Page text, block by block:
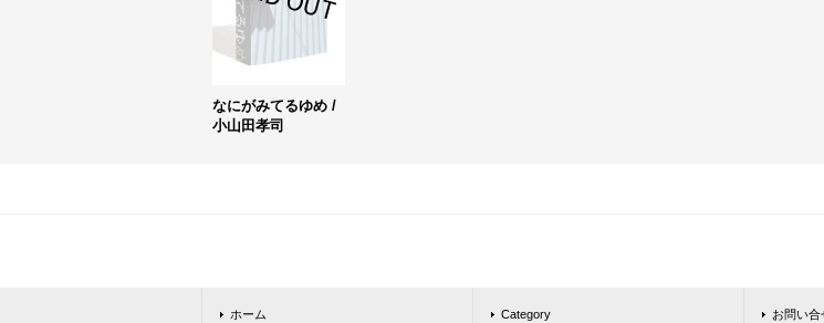
なにがみてるゆめ /
小山田孝司
ホーム Category お問い合